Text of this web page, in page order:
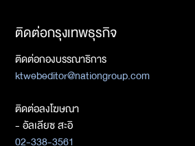
ติดต่อกรุงเทพธุรกิจ
ติดต่อกองบรรณาธิการ
ktwebeditor@nationgroup.com
ติดต่อลงโฆษณา
- อัลเลียซ สะอิ
02-338-3561